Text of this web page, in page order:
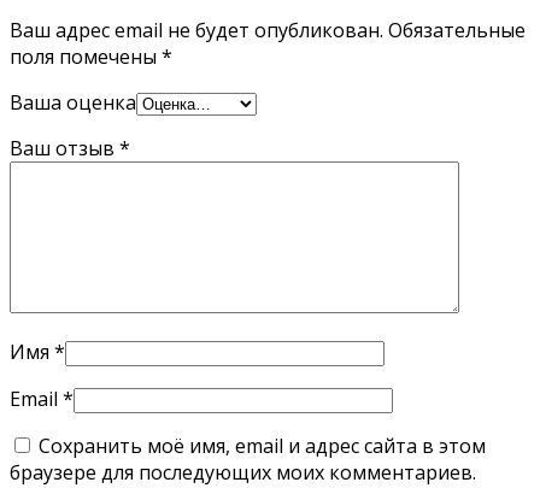
Ваш адрес email не будет опубликован. Обязательные
поля помечены *
Ваша оценка
Ваш отзыв *
Имя *
Email *
Сохранить моё имя, email и адрес сайта в этом
браузере для последующих моих комментариев.